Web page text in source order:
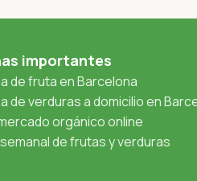
importantes
de fruta en Barcelona
de verduras a domicilio en
orgánico online
de frutas y verduras